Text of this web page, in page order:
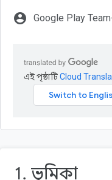
account_circle Google Play
এই পৃষ্ঠাটিCloud
1. ভূমিকা